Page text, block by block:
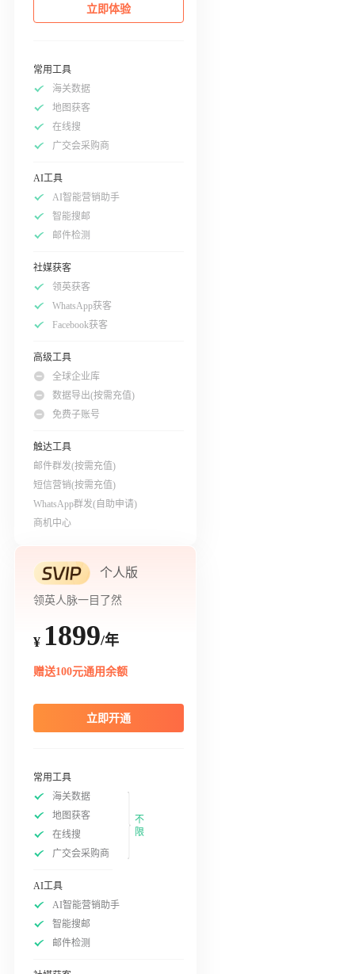
立即体验
常用工具
海关数据
地图获客
在线搜
广交会采购商
AI工具
AI智能营销助手
智能搜邮
邮件检测
社媒获客
领英获客
WhatsApp获客
Facebook获客
高级工具
全球企业库
数据导出(按需充值)
免费子账号
触达工具
邮件群发(按需充值)
短信营销(按需充值)
WhatsApp群发(自助申请)
商机中心
个人版
领英人脉一目了然
¥ 1899/年
赠送100元通用余额
立即开通
常用工具
海关数据
地图获客
在线搜
广交会采购商
不
限
AI工具
AI智能营销助手
智能搜邮
邮件检测